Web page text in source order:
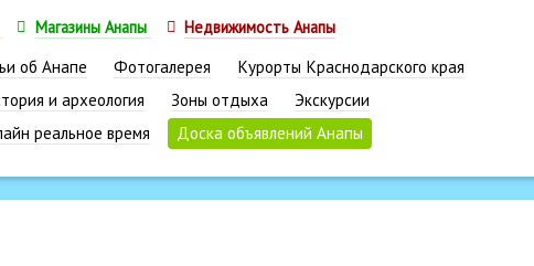
Магазины Анапы
Недвижимость Анапы
об Анапе Фотогалерея
Курорты Краснодарского края
и археология Зоны отдыха
Экскурсии
реальное время
Доска объявлений Анапы